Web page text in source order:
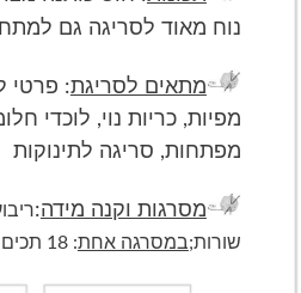
נוח מאוד לסריגה גם
מתאים לסריגת: פרטי
מפיות, כריות נוי, לוכדי
מפתחות, סריגה לתינוקות
מסרגות וקנה מידה:ריבוע
שורות;במסרגה אחת: 18 תכים ו-23 שורות